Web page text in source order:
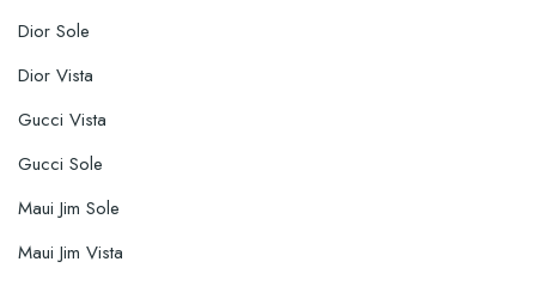
Dior Sole
Dior Vista
Gucci Vista
Gucci Sole
Maui Jim Sole
Maui Jim Vista